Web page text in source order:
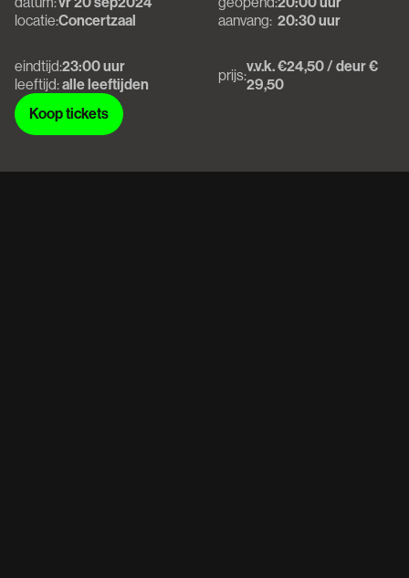
locatie:Concertzaal
aanvang: 20:30 uur
eindtijd:
leeftijd:
23:00 uur
alle leeftijden
prijs:v.v.k. €24,50 / deur €
29,50
Koop tickets